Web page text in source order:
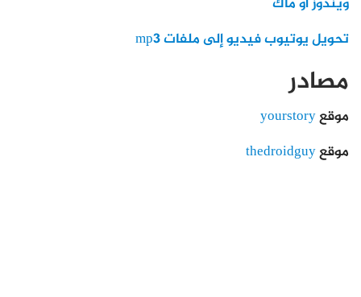
تحويل يوتيوب فيديو إلى ملفات mp3
مصادر
موقعyourstory
موقعthedroidguy